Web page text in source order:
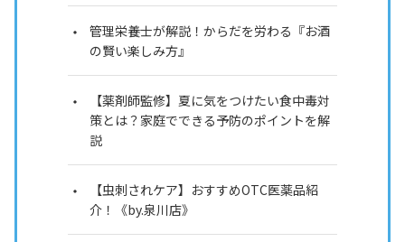
管理栄養士が解説！からだを労わる『お酒
の賢い楽しみ方』
【薬剤師監修】夏に気をつけたい食中毒対
策とは？家庭でできる予防のポイントを解
説
【虫刺されケア】おすすめOTC医薬品紹
介！《by.泉川店》